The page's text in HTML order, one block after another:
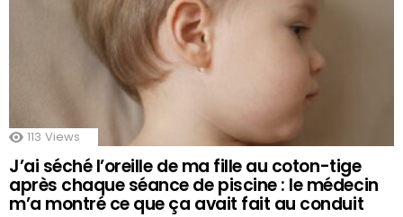
113 Views
J’ai séché l’oreille de ma fille au coton-tige
après chaque séance de piscine : le médecin
m’a montré ce que ça avait fait au conduit